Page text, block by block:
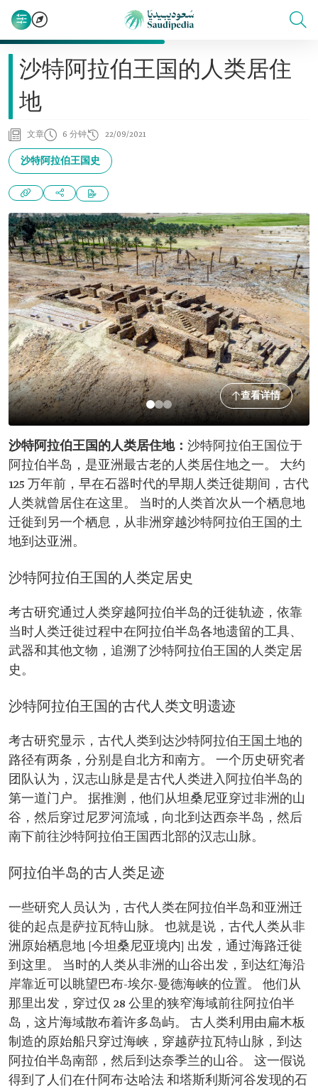
沙特阿拉伯王国的人类居住
地
文章 6 分钟 22/09/2021
沙特阿拉伯王国史
查看详情
沙特阿拉伯王国的人类居住地： 沙特阿拉伯王国位于
阿拉伯半岛，是亚洲最古老的人类居住地之一。 大约
125 万年前，早在石器时代的早期人类迁徙期间，古代
人类就曾居住在这里。 当时的人类首次从一个栖息地
迁徙到另一个栖息，从非洲穿越沙特阿拉伯王国的土
地到达亚洲。
沙特阿拉伯王国的人类定居史
考古研究通过人类穿越阿拉伯半岛的迁徙轨迹，依靠
当时人类迁徙过程中在阿拉伯半岛各地遗留的工具、
武器和其他文物，追溯了沙特阿拉伯王国的人类定居
史。
沙特阿拉伯王国的古代人类文明遗迹
考古研究显示，古代人类到达沙特阿拉伯王国土地的
路径有两条，分别是自北方和南方。 一个历史研究者
团队认为，汉志山脉是是古代人类进入阿拉伯半岛的
第一道门户。 据推测，他们从坦桑尼亚穿过非洲的山
谷，然后穿过尼罗河流域，向北到达西奈半岛，然后
南下前往沙特阿拉伯王国西北部的汉志山脉。
阿拉伯半岛的古人类足迹
一些研究人员认为，古代人类在阿拉伯半岛和亚洲迁
徙的起点是萨拉瓦特山脉。 也就是说，古代人类从非
洲原始栖息地 [今坦桑尼亚境内] 出发，通过海路迁徙
到这里。 当时的人类从非洲的山谷出发，到达红海沿
岸靠近可以眺望巴布-埃尔-曼德海峡的位置。 他们从
那里出发，穿过仅 28 公里的狭窄海域前往阿拉伯半
岛，这片海域散布着许多岛屿。 古人类利用由扁木板
制造的原始船只穿过海峡，穿越萨拉瓦特山脉，到达
阿拉伯半岛南部，然后到达奈季兰的山谷。 这一假说
得到了人们在什阿布·达哈法 和塔斯利斯河谷发现的石